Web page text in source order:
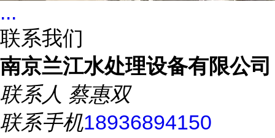
...
联系我们
南京兰江水处理设备有限公司
联系人 蔡惠双
联系手机18936894150